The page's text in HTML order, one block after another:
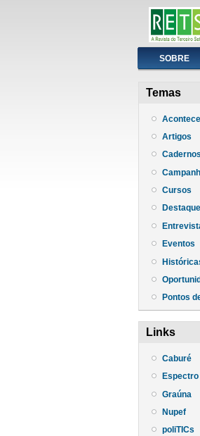
InfoSOBRE
Temas
Acontece
Artigos
Cadernos
Cursos
Destaque
Eventos
Pontos
Links
Caburé
Espectro
Graúna
Nupef
poliTICs